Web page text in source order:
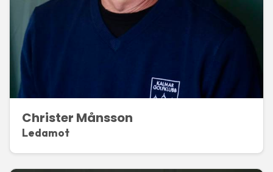
Christer Månsson
Ledamot